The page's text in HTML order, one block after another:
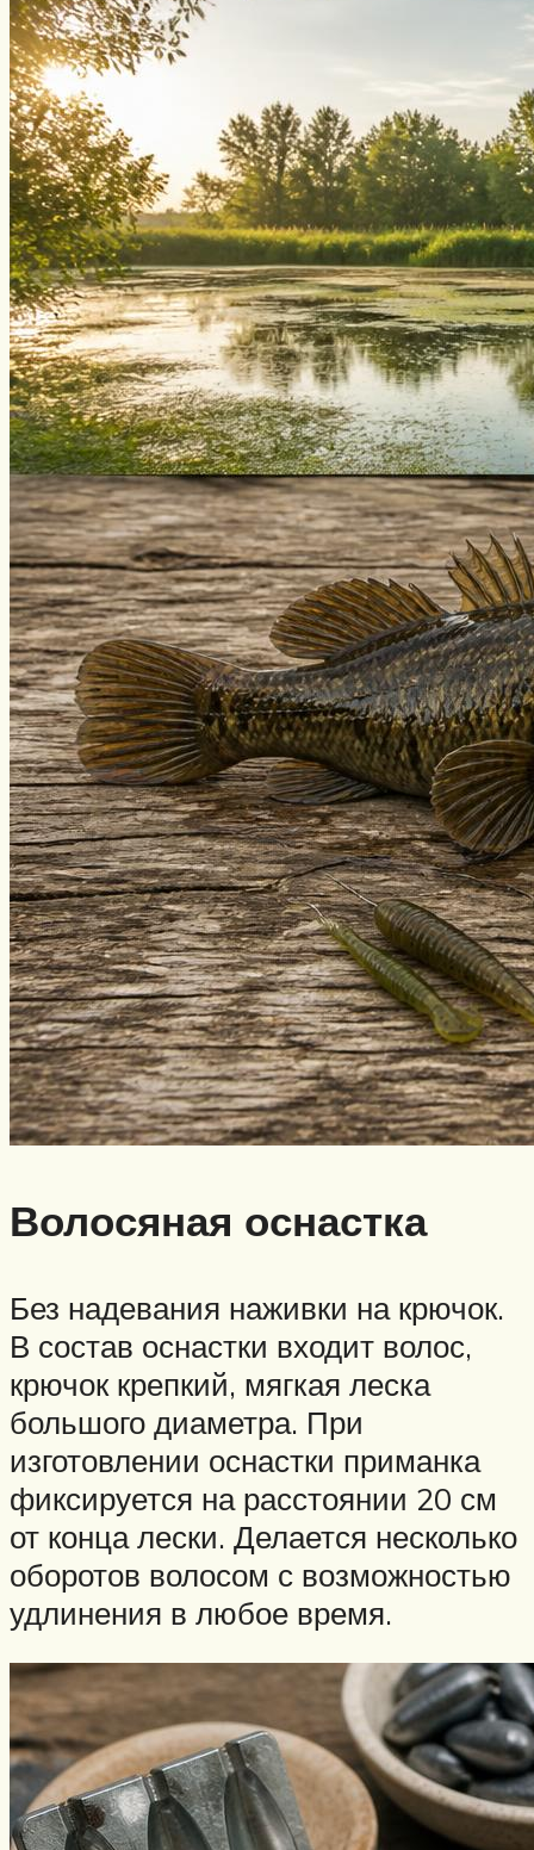
Волосяная оснастка
Без надевания наживки на крючок.
В состав оснастки входит волос,
крючок крепкий, мягкая леска
большого диаметра. При
изготовлении оснастки приманка
фиксируется на расстоянии 20 см
от конца лески. Делается несколько
оборотов волосом с возможностью
удлинения в любое время.